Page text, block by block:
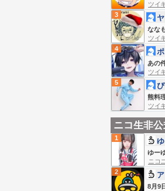
らせ
ツイ
3
なな
ツイ
4
あの
ツイ
5
熊料
まつ
ツイ
ニコ生非
1
ゆーん
ニコ
2
8月9